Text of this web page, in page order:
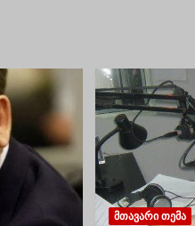
ᲛᲗᲐᲕᲐᲠᲘ ᲗᲔᲛᲐ